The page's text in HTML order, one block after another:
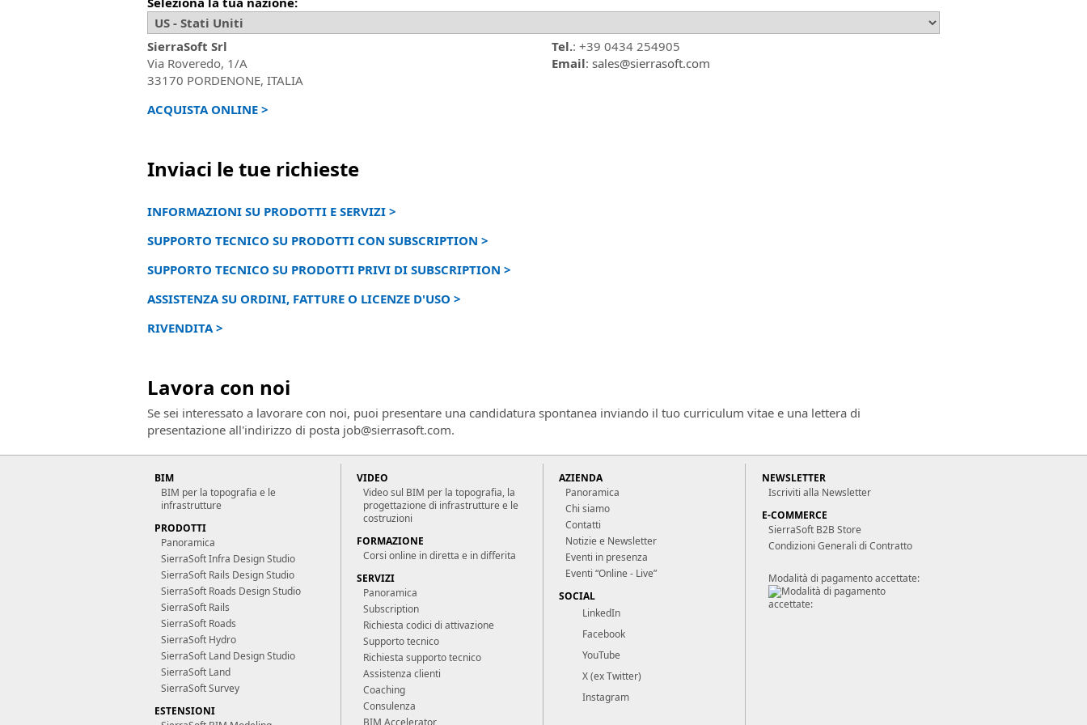
SierraSoft Srl
Via Roveredo, 1/A
33170 PORDENONE, ITALIA
Tel.: +39 0434 254905
Email: sales@sierrasoft.com
ACQUISTA ONLINE >
Inviaci le tue richieste
INFORMAZIONI SU PRODOTTI E SERVIZI >
SUPPORTO TECNICO SU PRODOTTI CON SUBSCRIPTION >
SUPPORTO TECNICO SU PRODOTTI PRIVI DI SUBSCRIPTION >
ASSISTENZA SU ORDINI, FATTURE O LICENZE D'USO >
RIVENDITA >
Lavora con noi
Se sei interessato a lavorare con noi, puoi presentare una candidatura spontanea inviando il tuo curriculum vitae e una lettera di
presentazione all'indirizzo di posta job@sierrasoft.com.
BIM
BIM per la topografia e le
infrastrutture
PRODOTTI
Panoramica
SierraSoft Infra Design Studio
SierraSoft Rails Design Studio
SierraSoft Roads Design Studio
SierraSoft Rails
SierraSoft Roads
SierraSoft Hydro
SierraSoft Land Design Studio
SierraSoft Land
SierraSoft Survey
ESTENSIONI
VIDEO
Video sul BIM per la topografia, la
progettazione di infrastrutture e le
costruzioni
FORMAZIONE
Corsi online in diretta e in differita
SERVIZI
Panoramica
Subscription
Richiesta codici di attivazione
Supporto tecnico
Richiesta supporto tecnico
Assistenza clienti
Coaching
Consulenza
BIM Accelerator
AZIENDA
Panoramica
Chi siamo
Contatti
Notizie e Newsletter
Eventi in presenza
Eventi “Online - Live”
SOCIAL
LinkedIn
Facebook
YouTube
X (ex Twitter)
Instagram
NEWSLETTER
Iscriviti alla Newsletter
E-COMMERCE
SierraSoft B2B Store
Condizioni Generali di Contratto
Modalità di pagamento accettate: